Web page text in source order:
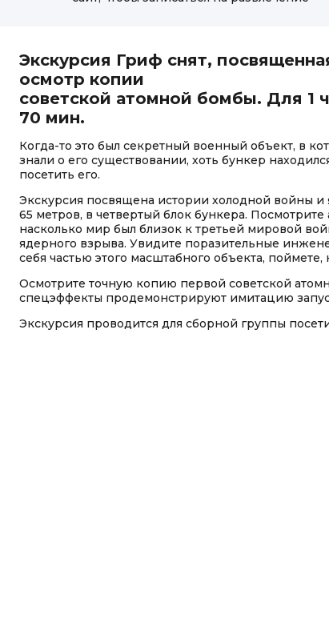
Экскурсия Гриф снят,
осмотр копии
советской атомной бомбы. Для 1
70 мин.
Когда-то это был секретный военный объект, в
знали о его существовании, хоть бункер
посетить его.
Экскурсия посвящена истории холодной войны
65 метров, в четвертый блок бункера.
насколько мир был близок к третьей мировой
ядерного взрыва. Увидите поразительные
себя частью этого масштабного объекта, поймете,
Осмотрите точную копию первой советской
спецэффекты продемонстрируют имитацию
Экскурсия проводится для сборной группы